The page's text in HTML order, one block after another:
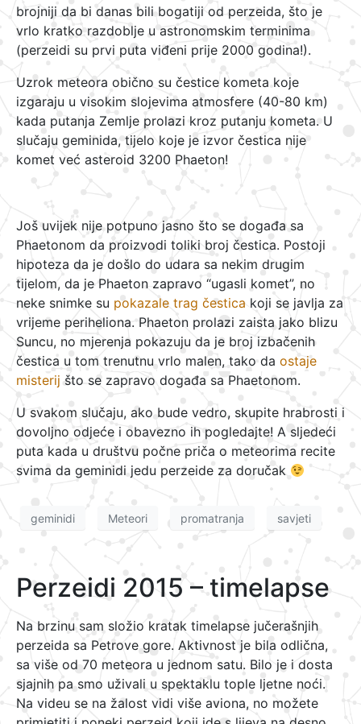
brojniji da bi danas bili bogatiji od perzeida, što je
vrlo kratko razdoblje u astronomskim terminima
(perzeidi su prvi puta viđeni prije 2000 godina!).
Uzrok meteora obično su čestice kometa koje
izgaraju u visokim slojevima atmosfere (40-80 km)
kada putanja Zemlje prolazi kroz putanju kometa. U
slučaju geminida, tijelo koje je izvor čestica nije
komet već asteroid 3200 Phaeton!
Još uvijek nije potpuno jasno što se događa sa
Phaetonom da proizvodi toliki broj čestica. Postoji
hipoteza da je došlo do udara sa nekim drugim
tijelom, da je Phaeton zapravo “ugasli komet”, no
neke snimke su pokazale trag čestica koji se javlja za
vrijeme periheliona. Phaeton prolazi zaista jako blizu
Suncu, no mjerenja pokazuju da je broj izbačenih
čestica u tom trenutnu vrlo malen, tako da ostaje
misterij što se zapravo događa sa Phaetonom.
U svakom slučaju, ako bude vedro, skupite hrabrosti i
dovoljno odjeće i obavezno ih pogledajte! A sljedeći
puta kada u društvu počne priča o meteorima recite
svima da geminidi jedu perzeide za doručak
geminidi Meteori promatranja savjeti
Perzeidi 2015 – timelapse
Na brzinu sam složio kratak timelapse jučerašnjih
perzeida sa Petrove gore. Aktivnost je bila odlična,
sa više od 70 meteora u jednom satu. Bilo je i dosta
sjajnih pa smo uživali u spektaklu tople ljetne noći.
Na videu se na žalost vidi više aviona, no možete